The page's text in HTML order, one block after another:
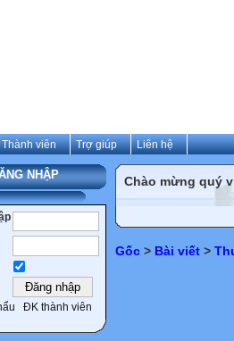
Thành viên Trợ giúp Liên hệ
NHẬP
ĐK thành viên
Chào mừng quý
Gốc > Bài viết >